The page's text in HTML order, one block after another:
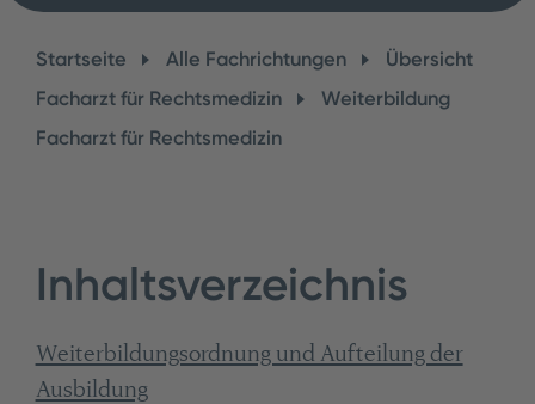
Startseite Alle Fachrichtungen
Übersicht
Facharzt für Rechtsmedizin
Weiterbildung
Facharzt für Rechtsmedizin
Inhaltsverzeichnis
Weiterbildungsordnung und Aufteilung der
Ausbildung